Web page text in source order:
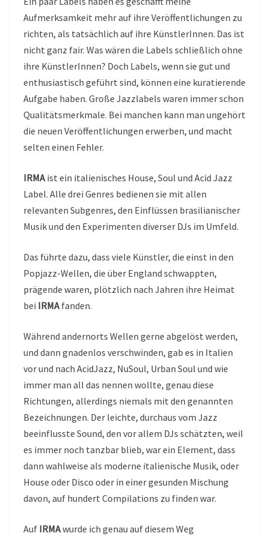
Aufmerksamkeit mehr auf ihre Veröffentlichungen zu
richten, als tatsächlich auf ihre KünstlerInnen. Das ist
nicht ganz fair. Was wären die Labels schließlich ohne
ihre KünstlerInnen? Doch Labels, wenn sie gut und
enthusiastisch geführt sind, können eine kuratierende
Aufgabe haben. Große Jazzlabels waren immer schon
Qualitätsmerkmale. Bei manchen kann man ungehört
die neuen Veröffentlichungen erwerben, und macht
selten einen Fehler.
IRMAist ein italienisches House, Soul und Acid Jazz
Label. Alle drei Genres bedienen sie mit allen
relevanten Subgenres, den Einflüssen brasilianischer
Musik und den Experimenten diverser DJs im Umfeld.
Das führte dazu, dass viele Künstler, die einst in den
Popjazz-Wellen, die über England schwappten,
prägende waren, plötzlich nach Jahren ihre Heimat
bei IRMAfanden.
Während andernorts Wellen gerne abgelöst werden,
und dann gnadenlos verschwinden, gab es in Italien
vor und nach AcidJazz, NuSoul, Urban Soul und wie
immer man all das nennen wollte, genau diese
Richtungen, allerdings niemals mit den genannten
Bezeichnungen. Der leichte, durchaus vom Jazz
beeinflusste Sound, den vor allem DJs schätzten, weil
es immer noch tanzbar blieb, war ein Element, dass
dann wahlweise als moderne italienische Musik, oder
House oder Disco oder in einer gesunden Mischung
davon, auf hundert Compilations zu finden war.
Auf IRMAwurde ich genau auf diesem Weg